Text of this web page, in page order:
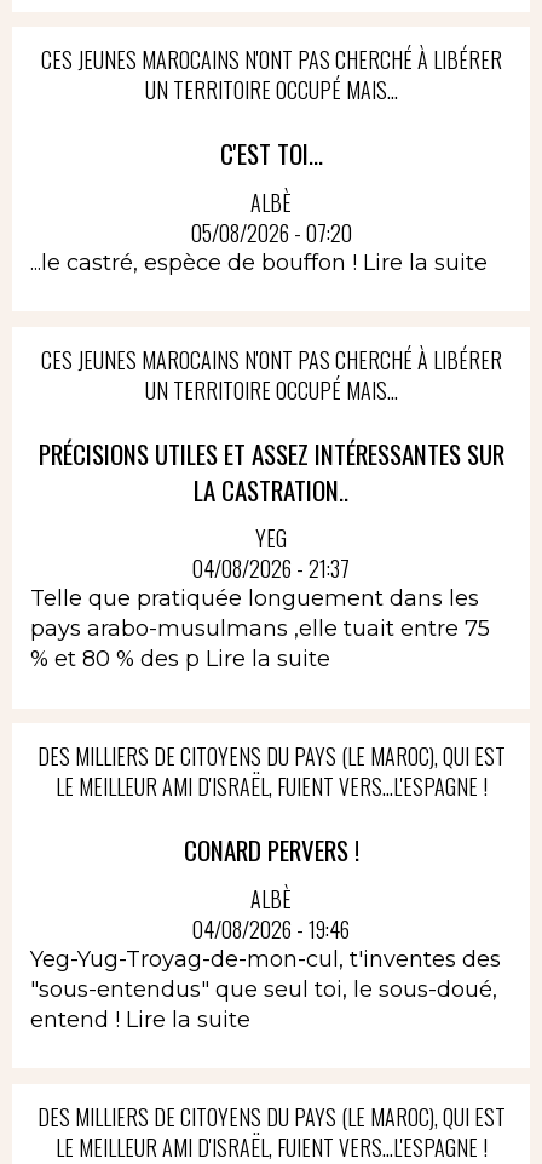
CES JEUNES MAROCAINS N'ONT PAS CHERCHÉ À LIBÉRER
UN TERRITOIRE OCCUPÉ MAIS...
C'EST TOI...
ALBÈ
05/08/2026 - 07:20
...le castré, espèce de bouffon ! Lire la suite
CES JEUNES MAROCAINS N'ONT PAS CHERCHÉ À LIBÉRER
UN TERRITOIRE OCCUPÉ MAIS...
PRÉCISIONS UTILES ET ASSEZ INTÉRESSANTES SUR
LA CASTRATION..
YEG
04/08/2026 - 21:37
Telle que pratiquée longuement dans les
pays arabo-musulmans ,elle tuait entre 75
% et 80 % des p Lire la suite
DES MILLIERS DE CITOYENS DU PAYS (LE MAROC), QUI EST
LE MEILLEUR AMI D'ISRAËL, FUIENT VERS...L'ESPAGNE !
CONARD PERVERS !
ALBÈ
04/08/2026 - 19:46
Yeg-Yug-Troyag-de-mon-cul, t'inventes des
"sous-entendus" que seul toi, le sous-doué,
entend ! Lire la suite
DES MILLIERS DE CITOYENS DU PAYS (LE MAROC), QUI EST
LE MEILLEUR AMI D'ISRAËL, FUIENT VERS...L'ESPAGNE !